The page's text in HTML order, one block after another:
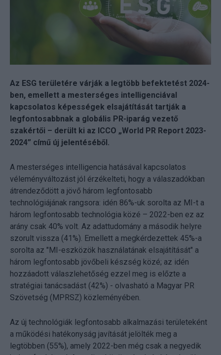
Az ESG területére várják a legtöbb befektetést 2024-
ben, emellett a mesterséges intelligenciával
kapcsolatos képességek elsajátítását tartják a
legfontosabbnak a globális PR-iparág vezető
szakértői – derült ki az ICCO „World PR Report 2023-
2024” című új jelentéséből.
A mesterséges intelligencia hatásával kapcsolatos
véleményváltozást jól érzékelteti, hogy a válaszadókban
átrendeződött a jövő három legfontosabb
technológiájának rangsora: idén 86%-uk sorolta az MI-t a
három legfontosabb technológia közé – 2022-ben ez az
arány csak 40% volt. Az adattudomány a második helyre
szorult vissza (41%). Emellett a megkérdezettek 45%-a
sorolta az "MI-eszközök használatának elsajátítását" a
három legfontosabb jövőbeli készség közé; az idén
hozzáadott válaszlehetőség ezzel meg is előzte a
stratégiai tanácsadást (42%) - olvasható a Magyar PR
Szövetség (MPRSZ) közleményében.
Az új technológiák legfontosabb alkalmazási területeként
a működési hatékonyság javítását jelölték meg a
legtöbben (55%), amely 2022-ben még csak a negyedik